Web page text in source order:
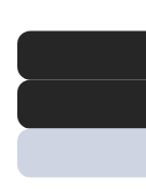
Melden
sich Ihren